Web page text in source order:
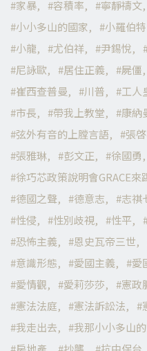
家暴 容積率 寧靜禱文
小小多山的國家
小羅伯
小龍
尤伯祥 尹錫悅
尼詠歐
居住正義 屍僵
崔西查普曼
川普 工人
市長
帶我上教堂 康納
弦外有音的上膛言語
張
張雅琳
彭文正 徐國勇
徐巧芯政策說明會GRACE來
德國之聲
德意志 志祺
性侵
性別歧視 性平
恐怖主義
恩史瓦帝三世
意識形態
愛國主義
愛
愛情觀
愛莉莎莎 憲政
憲法法庭
憲法訴訟法
我走出去
我那小小多山